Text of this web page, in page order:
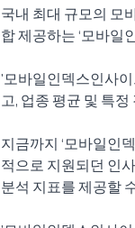
국내 최대 규모의 모
합 제공하는 ‘모바일
'모바일인덱스인사
고, 업종 평균 및 특
지금까지 ‘모바일인
적으로 지원되던 인
분석 지표를 제공할